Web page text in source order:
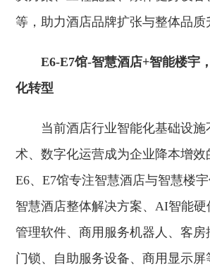
等，助力酒店品牌扩张与整体品质
E6-E7馆-智慧酒店+智能楼宇
化转型
当前酒店行业智能化基础设施
术、数字化运营成为企业降本增效
E6、E7馆专注智慧酒店与智慧楼
智慧酒店整体解决方案、AI智能
管理软件、商用服务机器人、客
门锁、自助服务设备、商用显示屏